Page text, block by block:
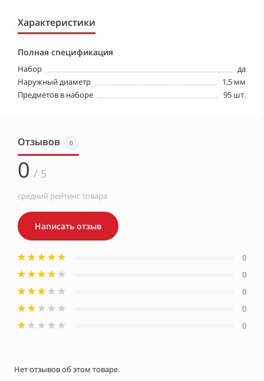
Характеристики
Полная спецификация
Набор
да
Наружный диаметр
1,5 мм
Предметов в наборе
95 шт.
Отзывов 0
0 / 5
средний рейтинг товара
Написать отзыв
0
0
0
0
0
Нет отзывов об этом товаре.